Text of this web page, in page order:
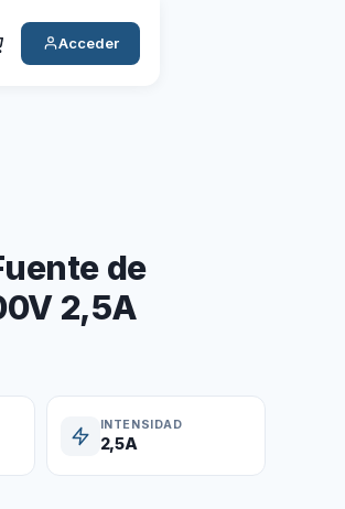
Acceder
de
2,5A
INTENSIDAD
2,5A